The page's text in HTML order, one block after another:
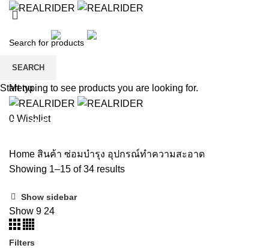
Wishlist
Menu
0 Wishlist
อุปกรณ์ทำความสะอาด
Home สินค้า ซ่อมบำรุง อุปกรณ์ทำความสะอาด
Showing 1–15 of 34 results
Show sidebar
Show 9 24
Filters
SEARCH
Start typing to see products you are looking for.